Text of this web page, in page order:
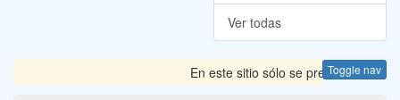
Ver todas
Toggle nav
En este sitio sólo se presentan las